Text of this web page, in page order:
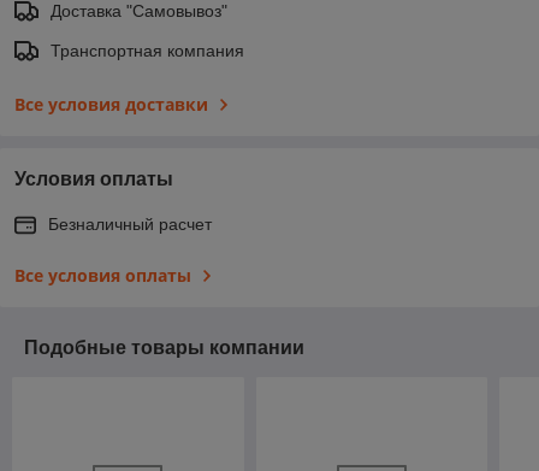
Доставка "Самовывоз"
Транспортная компания
Все условия доставки
Условия оплаты
Безналичный расчет
Все условия оплаты
Подобные товары компании